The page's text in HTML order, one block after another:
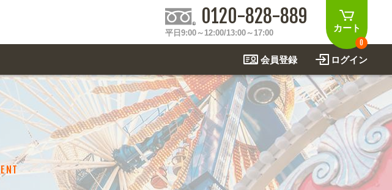
カート
0
0120-828-889
平日9:00～12:00/13:00～17:00
ログイン
会員登録
関連アイテムを見る
料金一覧
お届け納期と配送方法
オリジナルオーダー制作事例